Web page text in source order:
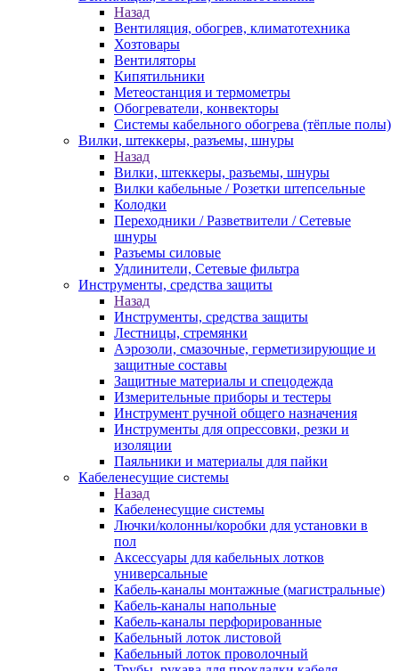
Назад
Вентиляция, обогрев, климатотехника
Хозтовары
Вентиляторы
Кипятильники
Метеостанция и термометры
Обогреватели, конвекторы
Системы кабельного обогрева (тёплые полы)
Вилки, штеккеры, разъемы, шнуры
Назад
Вилки, штеккеры, разъемы, шнуры
Вилки кабельные / Розетки штепсельные
Колодки
Переходники / Разветвители / Сетевые
шнуры
Разъемы силовые
Удлинители, Сетевые фильтра
Инструменты, средства защиты
Назад
Инструменты, средства защиты
Лестницы, стремянки
Аэрозоли, смазочные, герметизирующие и
защитные составы
Защитные материалы и спецодежда
Измерительные приборы и тестеры
Инструмент ручной общего назначения
Инструменты для опрессовки, резки и
изоляции
Паяльники и материалы для пайки
Кабеленесущие системы
Назад
Кабеленесущие системы
Лючки/колонны/коробки для установки в
пол
Аксессуары для кабельных лотков
универсальные
Кабель-каналы монтажные (магистральные)
Кабель-каналы напольные
Кабель-каналы перфорированные
Кабельный лоток листовой
Кабельный лоток проволочный